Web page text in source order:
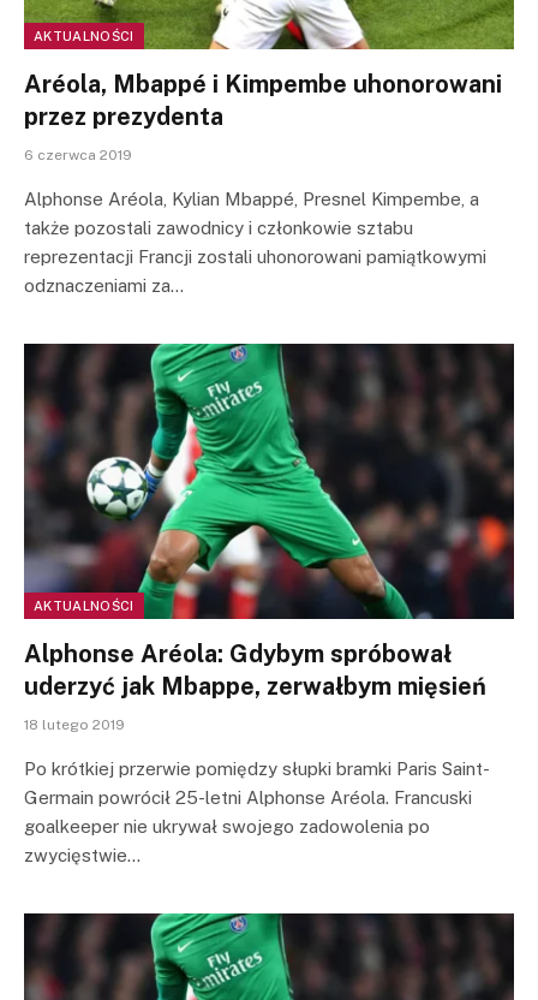
AKTUALNOŚCI
Aréola, Mbappé i Kimpembe uhonorowani
przez prezydenta
6 czerwca 2019
Alphonse Aréola, Kylian Mbappé, Presnel Kimpembe, a
także pozostali zawodnicy i członkowie sztabu
reprezentacji Francji zostali uhonorowani pamiątkowymi
odznaczeniami za…
AKTUALNOŚCI
Alphonse Aréola: Gdybym spróbował
uderzyć jak Mbappe, zerwałbym mięsień
18 lutego 2019
Po krótkiej przerwie pomiędzy słupki bramki Paris Saint-
Germain powrócił 25-letni Alphonse Aréola. Francuski
goalkeeper nie ukrywał swojego zadowolenia po
zwycięstwie…